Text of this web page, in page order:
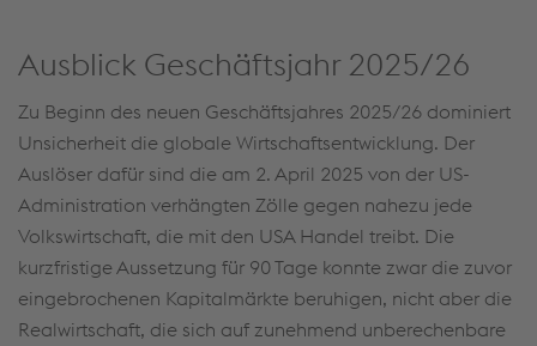
Ausblick Geschäftsjahr 2025/26
Zu Beginn des neuen Geschäftsjahres 2025/26 dominiert
Unsicherheit die globale Wirtschaftsentwicklung. Der
Auslöser dafür sind die am 2. April 2025 von der US-
Administration verhängten Zölle gegen nahezu jede
Volkswirtschaft, die mit den USA Handel treibt. Die
kurzfristige Aussetzung für 90 Tage konnte zwar die zuvor
eingebrochenen Kapitalmärkte beruhigen, nicht aber die
Realwirtschaft, die sich auf zunehmend unberechenbare